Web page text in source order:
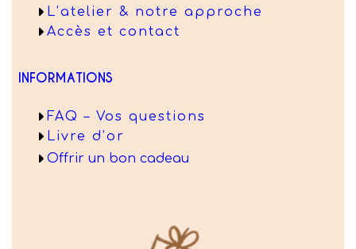
L’atelier & notre approche
Accès et contact
INFORMATIONS
FAQ – Vos questions
Livre d’or
Offrir un bon cadeau